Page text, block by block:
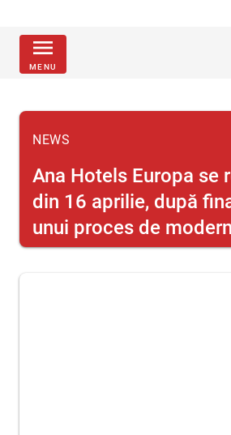
menu
MENU
NEWS
Ana Hotels Europa se
din 16 aprilie, după
unui proces de